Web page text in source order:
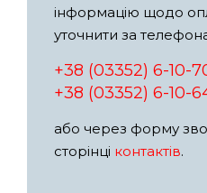
інформацію щодо
уточнити за
+38 (03352) 6-10-
+38 (03352) 6-10-
або через форму
сторінці контактів.